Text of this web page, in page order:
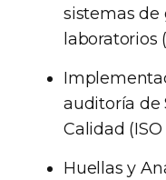
sistemas de
laboratorios
auditoría de
Calidad (ISO
Huellas y